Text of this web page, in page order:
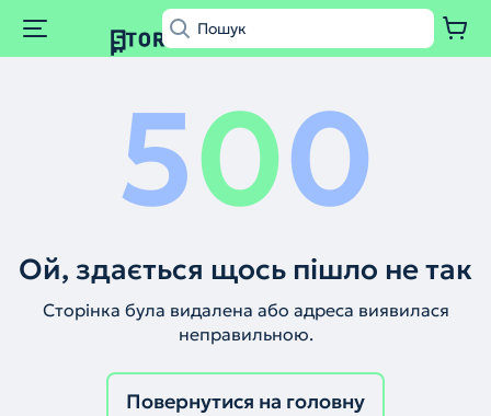
500
Ой, здається щось пішло не так
Сторінка була видалена або адреса виявилася
неправильною.
Повернутися на головну